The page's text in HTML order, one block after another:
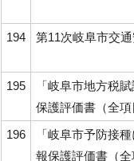
194 第11次岐阜市交通
195
「岐阜市地方税
保護評価書（全項
196
「岐阜市予防接
報保護評価書（